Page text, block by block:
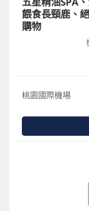
餵食長頸鹿、
購物
桃園國際機場